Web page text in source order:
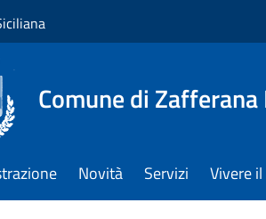
Comune di Zafferana
Novità Servizi Vivere